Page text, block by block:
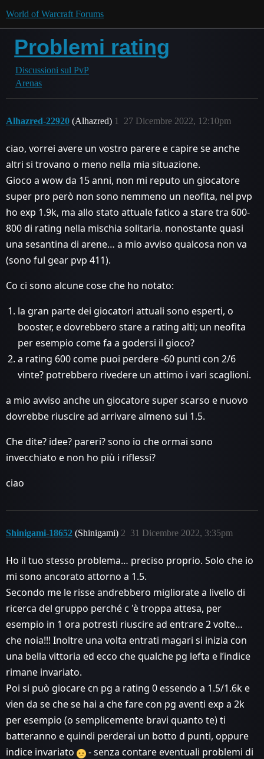
World of Warcraft Forums
Problemi rating
Discussioni sul PvP
Arenas
Alhazred-22920 (Alhazred) 27 Dicembre 2022, 12:10pm
1
ciao, vorrei avere un vostro parere e capire se anche
altri si trovano o meno nella mia situazione.
Gioco a wow da 15 anni, non mi reputo un giocatore
super pro però non sono nemmeno un neofita, nel pvp
ho exp 1.9k, ma allo stato attuale fatico a stare tra 600-
800 di rating nella mischia solitaria. nonostante quasi
una sesantina di arene… a mio avviso qualcosa non va
(sono ful gear pvp 411).
Co ci sono alcune cose che ho notato:
la gran parte dei giocatori attuali sono esperti, o
booster, e dovrebbero stare a rating alti; un neofita
per esempio come fa a godersi il gioco?
a rating 600 come puoi perdere -60 punti con 2/6
vinte? potrebbero rivedere un attimo i vari scaglioni.
a mio avviso anche un giocatore super scarso e nuovo
dovrebbe riuscire ad arrivare almeno sui 1.5.
Che dite? idee? pareri? sono io che ormai sono
invecchiato e non ho più i riflessi?
ciao
Shinigami-18652 (Shinigami) 31 Dicembre 2022, 3:35pm
2
Ho il tuo stesso problema… preciso proprio. Solo che io
mi sono ancorato attorno a 1.5.
Secondo me le risse andrebbero migliorate a livello di
ricerca del gruppo perché c 'è troppa attesa, per
esempio in 1 ora potresti riuscire ad entrare 2 volte…
che noia!!! Inoltre una volta entrati magari si inizia con
una bella vittoria ed ecco che qualche pg lefta e l’indice
rimane invariato.
Poi si può giocare cn pg a rating 0 essendo a 1.5/1.6k e
vien da se che se hai a che fare con pg aventi exp a 2k
per esempio (o semplicemente bravi quanto te) ti
batteranno e quindi perderai un botto d punti, oppure
indice invariato
- senza contare eventuali problemi di